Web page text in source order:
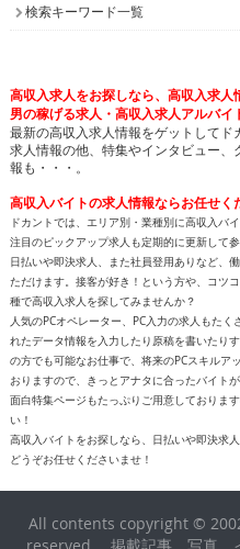
検索キーワード一覧
高収入求人をお探しなら、高収入求人
男の稼げる求人・高収入求人アルバイ
最新の高収入求人情報をゲットしてド
求人情報の他、特集やインタビュー
報も・・・。
高収入バイトの求人情報ならお任せく
ドカントでは、エリア別・業種別に高収入バ
注目のピックアップ求人も定期的に更新して
日払いや即決求人、また社員登用ありなど、
ただけます。接客が好き！という方や、コツ
種で高収入求人を探してみませんか？
人気のPCオペレーター、PC入力の求人もた
れたデータ情報を入力したり原稿を書いたり
の方でも可能なお仕事で、将来のPCスキルア
おりますので、きっとアナタに合ったバイトが
面白特集ページもたっぷりご用意しておりま
い！
高収入バイトをお探しなら、日払いや即決求
どうぞお任せくださいませ！
All contents copyright ©